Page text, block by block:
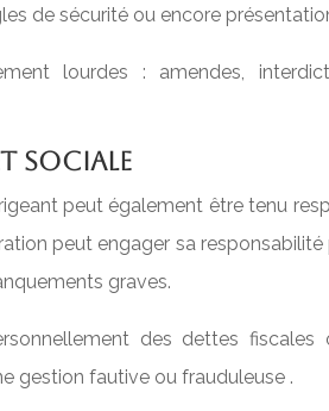
de sécurité ou encore
lourdes : amendes,
sociale
peut également être tenu
peut engager sa
graves.
des dettes fiscales
gestion fautive ou frauduleuse .